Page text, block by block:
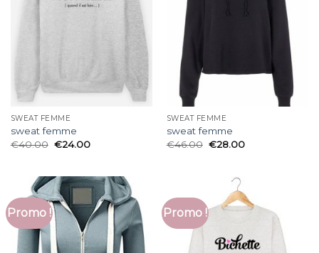
SWEAT FEMME
sweat femme
€40.00 €24.00
SWEAT FEMME
sweat femme
€46.00 €28.00
Promo ! Promo !